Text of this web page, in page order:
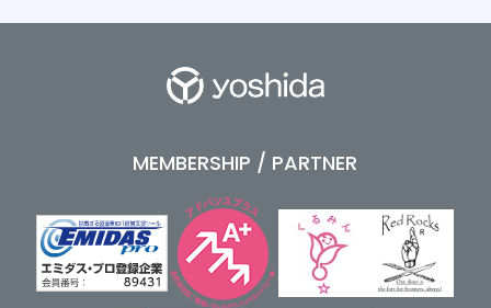
MEMBERSHIP / PARTNER